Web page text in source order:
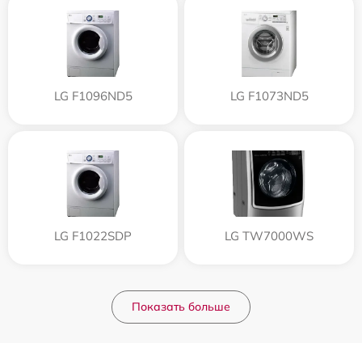
LG F1096ND5 LG F1073ND5
LG F1022SDP LG TW7000WS
Показать больше